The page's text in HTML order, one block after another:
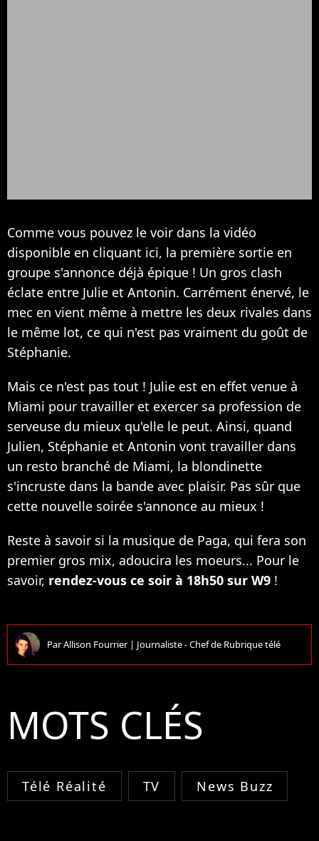
Comme vous pouvez le voir dans la vidéo
disponible en cliquant ici, la première sortie en
groupe s'annonce déjà épique ! Un gros clash
éclate entre Julie et Antonin. Carrément énervé, le
mec en vient même à mettre les deux rivales dans
le même lot, ce qui n'est pas vraiment du goût de
Stéphanie.
Mais ce n'est pas tout ! Julie est en effet venue à
Miami pour travailler et exercer sa profession de
serveuse du mieux qu'elle le peut. Ainsi, quand
Julien, Stéphanie et Antonin vont travailler dans
un resto branché de Miami, la blondinette
s'incruste dans la bande avec plaisir. Pas sûr que
cette nouvelle soirée s'annonce au mieux !
Reste à savoir si la musique de Paga, qui fera son
premier gros mix, adoucira les moeurs... Pour le
savoir, rendez-vous ce soir à 18h50 sur W9 !
ParAllison Fourrier | Journaliste - Chef de Rubrique télé
MOTS CLÉS
Télé Réalité TV News Buzz